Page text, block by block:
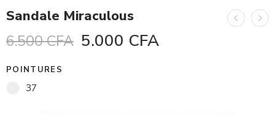
Sandale Miraculous
6.500CFA 5.000 CFA
POINTURES
37